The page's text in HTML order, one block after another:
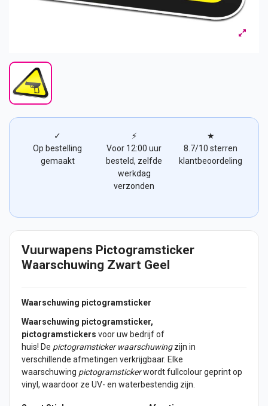
✓
Op bestelling
gemaakt
⚡
Voor 12:00 uur
besteld, zelfde
werkdag
verzonden
★
8.7/10 sterren
klantbeoordeling
Vuurwapens Pictogramsticker
Waarschuwing Zwart Geel
Waarschuwing pictogramsticker
Waarschuwing pictogramsticker,
pictogramstickers voor uw bedrijf of
huis! De pictogramsticker waarschuwingzijn in
verschillende afmetingen verkrijgbaar. Elke
waarschuwing pictogramstickerwordt fullcolour geprint op
vinyl, waardoor ze UV- en waterbestendig zijn.